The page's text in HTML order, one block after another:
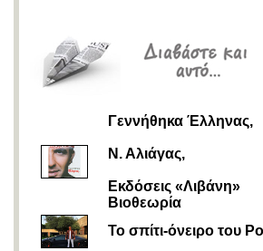
Γεννήθηκα Έλληνας,
Ν. Αλιάγας,
Εκδόσεις «Λιβάνη»
Βιοθεωρία
Το σπίτι-όνειρο του